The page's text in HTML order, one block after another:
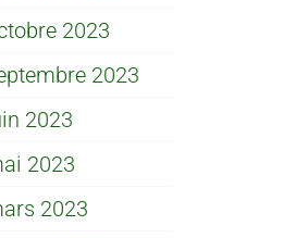
2023
2023
2023
2023
2023